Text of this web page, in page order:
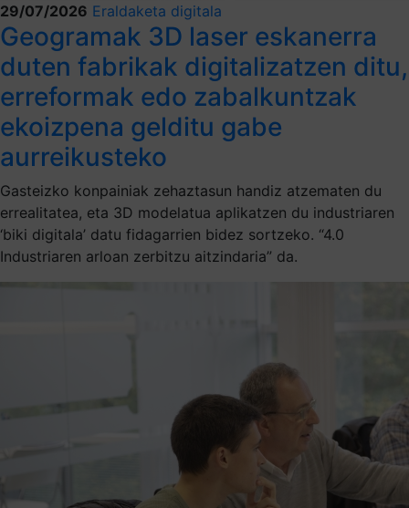
29/07/2026 Eraldaketa digitala
Geogramak 3D laser eskanerra
duten fabrikak digitalizatzen ditu,
erreformak edo zabalkuntzak
ekoizpena gelditu gabe
aurreikusteko
Gasteizko konpainiak zehaztasun handiz atzematen du
errealitatea, eta 3D modelatua aplikatzen du industriaren
‘biki digitala’ datu fidagarrien bidez sortzeko. “4.0
Industriaren arloan zerbitzu aitzindaria” da.